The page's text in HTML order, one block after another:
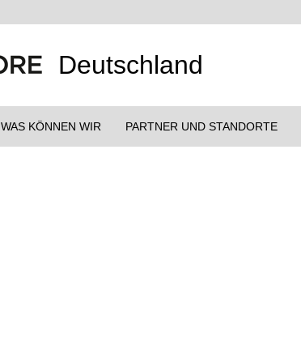
Deutschland
WAS KÖNNEN WIR PARTNER UND STANDORTE